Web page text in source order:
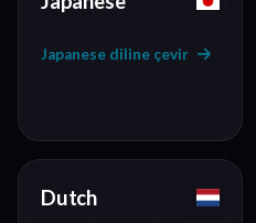
Japanese diline çevir
Dutch